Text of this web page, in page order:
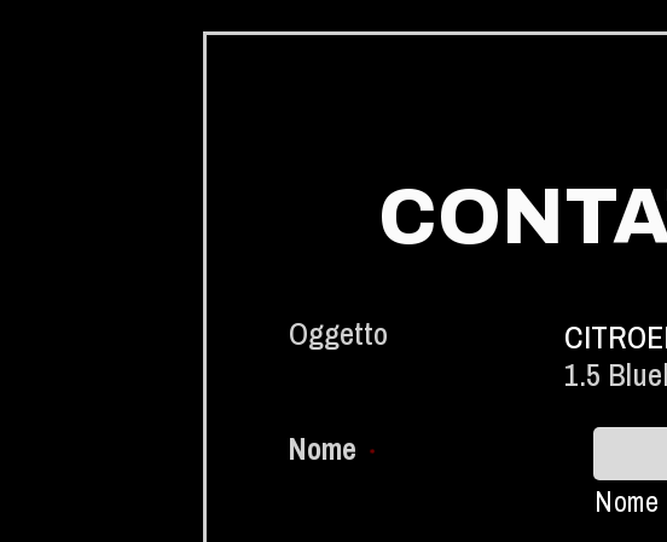
Oggetto
1.5
Nome *
Nome